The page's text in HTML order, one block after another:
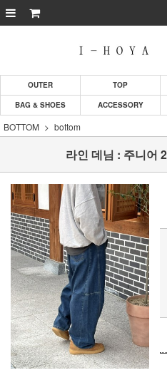
OUTER TOP
BAG & SHOES
ACCESSORY
BOTTOM bottom
라인 데님 : 주니어